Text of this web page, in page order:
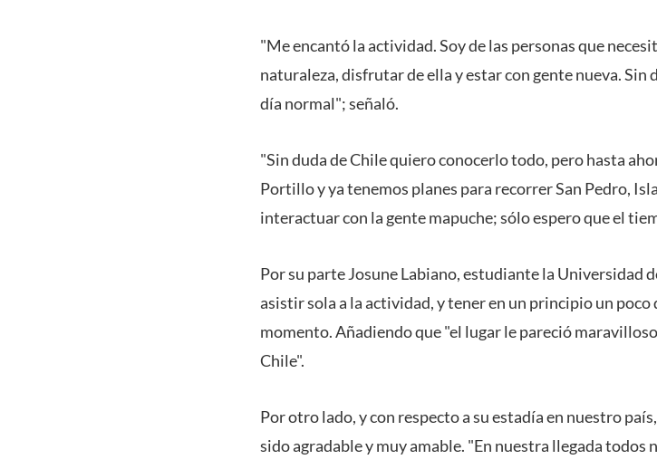
"Me encantó la actividad. Soy de las personas que
naturaleza, disfrutar de ella y estar con gente nueva. Sin
día normal"; señaló.
"Sin duda de Chile quiero conocerlo todo, pero hasta
Portillo y ya tenemos planes para recorrer San Pedro,
interactuar con la gente mapuche; sólo espero que el
Por su parte Josune Labiano, estudiante la Universidad
asistir sola a la actividad, y tener en un principio un
momento. Añadiendo que "el lugar le pareció
Chile".
Por otro lado, y con respecto a su estadía en nuestro
sido agradable y muy amable. "En nuestra llegada